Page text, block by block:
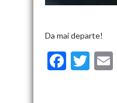
Da mai departe!
F
T